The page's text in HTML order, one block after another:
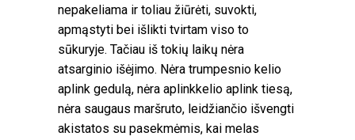
nepakeliama ir toliau žiūrėti, suvokti,
apmąstyti bei išlikti tvirtam viso to
sūkuryje. Tačiau iš tokių laikų nėra
atsarginio išėjimo. Nėra trumpesnio kelio
aplink gedulą, nėra aplinkkelio aplink tiesą,
nėra saugaus maršruto, leidžiančio išvengti
akistatos su pasekmėmis, kai melas